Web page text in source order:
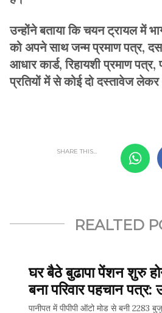
उन्होंने बताया कि चयन ट्रायल में
को अपने साथ जन्म प्रमाण पत्र,
आधार कार्ड, रिहायशी प्रमाण पत्र,
प्रतियों में से कोई दो दस्तावेज
SHARE THIS...
REALTED
घर बैठे बुढापा पेंशन शुरु
बना परिवार पहचान पत्र:
पानीपत में पीपीपी ऑटो मोड से बनी 2283